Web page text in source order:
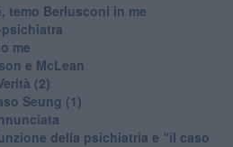
temo Berlusconi in me
me
e McLean
(2)
Seung (1)
della psichiatria e “il caso